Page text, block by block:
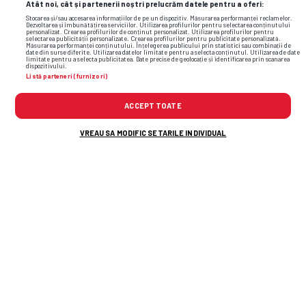
Atât noi, cât și partenerii noștri prelucrăm datele pentru a oferi:
Stocarea și/sau accesarea informațiilor de pe un dispozitiv. Măsurarea performanței reclamelor.
Dezvoltarea și îmbunătățirea serviciilor. Utilizarea profilurilor pentru selectarea conținutului
personalizat. Crearea profilurilor de conținut personalizat. Utilizarea profilurilor pentru
selectarea publicității personalizate. Crearea profilurilor pentru publicitate personalizată.
Măsurarea performanței conținutului. Înțelegerea publicului prin statistici sau combinații de
date din surse diferite. Utilizarea datelor limitate pentru a selecta conținutul. Utilizarea de date
limitate pentru a selecta publicitatea. Date precise de geolocație și identificarea prin scanarea
dispozitivului.
Listă parteneri (furnizori)
ACCEPT TOATE
VREAU SA MODIFIC SETARILE INDIVIDUAL